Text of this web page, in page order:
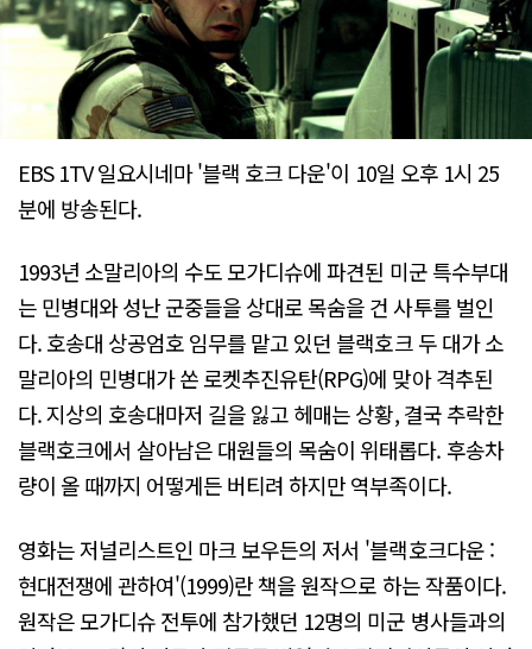
EBS 1TV 일요시네마 '블랙 호크 다운'이 10일 오후 1시 25
분에 방송된다.
1993년 소말리아의 수도 모가디슈에 파견된 미군 특수부대
는 민병대와 성난 군중들을 상대로 목숨을 건 사투를 벌인
다. 호송대 상공엄호 임무를 맡고 있던 블랙호크 두 대가 소
말리아의 민병대가 쏜 로켓추진유탄(RPG)에 맞아 격추된
다. 지상의 호송대마저 길을 잃고 헤매는 상황, 결국 추락한
블랙호크에서 살아남은 대원들의 목숨이 위태롭다. 후송차
량이 올 때까지 어떻게든 버티려 하지만 역부족이다.
영화는 저널리스트인 마크 보우든의 저서 '블랙호크다운 :
현대전쟁에 관하여'(1999)란 책을 원작으로 하는 작품이다.
원작은 모가디슈 전투에 참가했던 12명의 미군 병사들과의